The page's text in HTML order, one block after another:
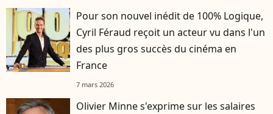
Pour son nouvel inédit de 100% Logique,
Cyril Féraud reçoit un acteur vu dans l'un
des plus gros succès du cinéma en
France
7 mars 2026
Olivier Minne s'exprime sur les salaires